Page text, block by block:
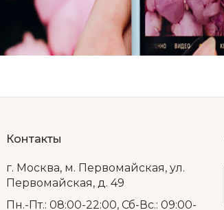
Контакты
г. Москва, м. Первомайская, ул.
Первомайская, д. 49
Пн.-Пт.: 08:00-22:00, Сб-Вс.: 09:00-